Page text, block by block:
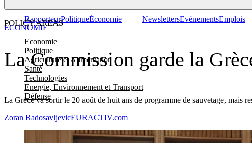
POLICY AREAS
Economie
Politique
Agriculture et Alimentation
Santé
Technologies
Energie, Environnement et Transport
Défense
RapporteurPolitiqueÉconomie NewslettersEvénementsEmplois
La Commission garde la
La Grèce va sortir le 20 août de huit ans de programme de sauvetage, mais
ÉCONOMIE
Zoran RadosavljevicEURACTIV.com